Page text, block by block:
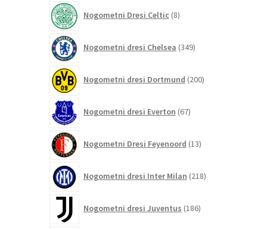
Nogometni Dresi Celtic 8izdelkov
Nogometni dresi Chelsea 349izdelkov
Nogometni dresi Dortmund 200izdelkov
Nogometni dresi Everton 67izdelkov
Nogometni Dresi Feyenoord 13izdelkov
Nogometni dresi Inter Milan 218izdelkov
Nogometni dresi Juventus 186izdelkov